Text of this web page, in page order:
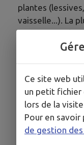
plantes
vaisselle...). La
Vins ou aux
responsables.
🌟 Créatrice de
Chaque
pierres de
Ce site web
un petit fichier
lors de la visite
Pour en
de gestion